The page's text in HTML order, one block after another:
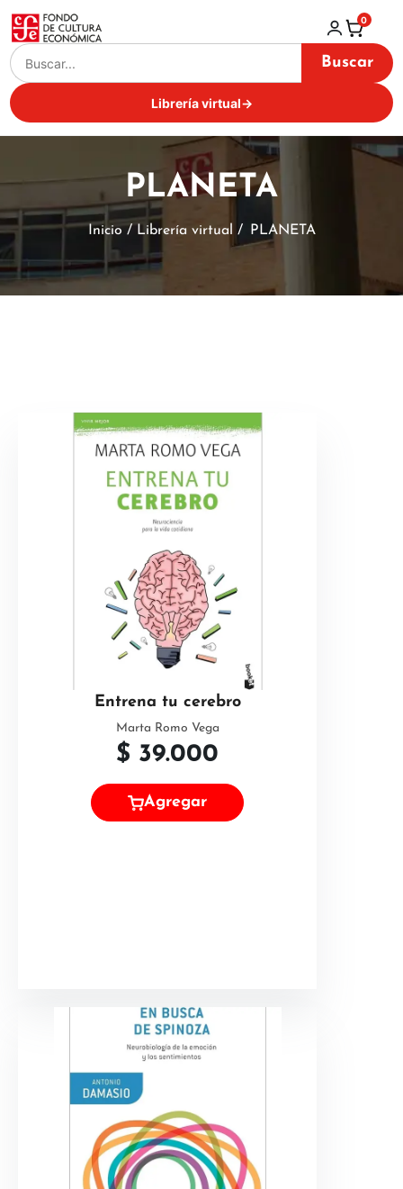
Buscar
Librería virtual→
0
PLANETA
Inicio / Librería virtual / PLANETA
Entrena tu cerebro
Marta Romo Vega
$ 39.000
Agregar